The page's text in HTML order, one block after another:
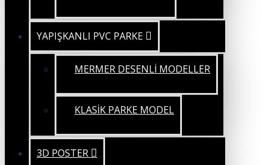
YAPIŞKANLI PVC PARKE
MERMER DESENLİ MODELLER
KLASİK PARKE MODEL
3D POSTER